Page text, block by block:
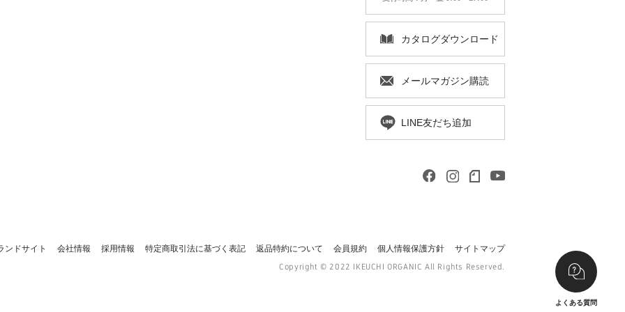
よくある質問
カタログダウンロード
メールマガジン購読
LINE友だち追加
ンドサイト 会社情報 採用情報 特定商取引法に基づく表記 返品特約について 会員規約 個人情報保護方針
サイトマップ
Copyright © 2022 IKEUCHI ORGANIC All Rights Reserved.